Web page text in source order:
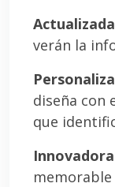
Actualizada
verán la
diseña con
que
Innovadora